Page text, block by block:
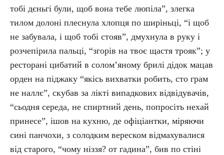
тобі дєньгі були, щоб вона тебе люпіла”, злегка
тилом долоні плеснула хлопця по ширіньці, “і щоб
не забувала, і щоб тобі стояв”, дмухнула в руку і
розчепірила пальці, “згорів на твоє щастя трояк”; у
ресторані цибатий в солом’яному брилі дідок мацав
орден на піджаку “якісь вихватки робить, сто грам
не наллє”, скубав за лікті випадкових відвідувачів,
“сьодня середа, не спиртний день, попросіть нехай
принесе”, ішов на кухню, де офіціантки, міряючи
сині панчохи, з солодким вереском відмахувалися
від старого, “чому ніззя? от гадина”, бив по стіні